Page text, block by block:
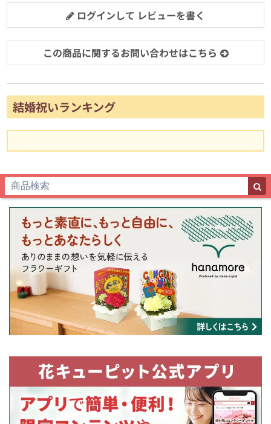
ログインして レビューを書く
この商品に関するお問い合わせはこちら
結婚祝いランキング